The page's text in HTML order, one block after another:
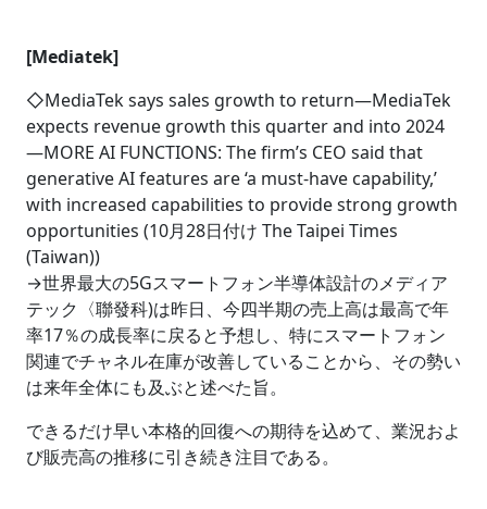
[Mediatek]
◇MediaTek says sales growth to return―MediaTek
expects revenue growth this quarter and into 2024
―MORE AI FUNCTIONS: The firm’s CEO said that
generative AI features are ‘a must-have capability,’
with increased capabilities to provide strong growth
opportunities (10月28日付け The Taipei Times
(Taiwan))
→世界最大の5Gスマートフォン半導体設計のメディア
テック〈聯發科)は昨日、今四半期の売上高は最高で年
率17％の成長率に戻ると予想し、特にスマートフォン
関連でチャネル在庫が改善していることから、その勢い
は来年全体にも及ぶと述べた旨。
できるだけ早い本格的回復への期待を込めて、業況およ
び販売高の推移に引き続き注目である。